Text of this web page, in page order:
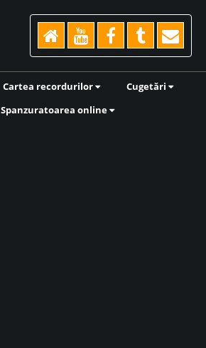
Cartea recordurilor
Cugetări
Spanzuratoarea online